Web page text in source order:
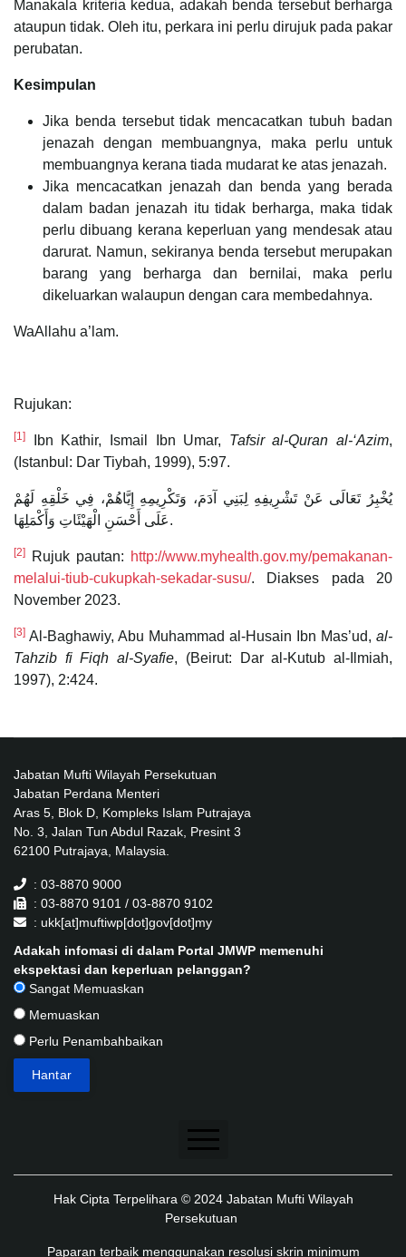
Manakala kriteria kedua, adakah benda tersebut berharga
ataupun tidak. Oleh itu, perkara ini perlu dirujuk pada pakar
perubatan.
Kesimpulan
Jika benda tersebut tidak mencacatkan tubuh badan
jenazah dengan membuangnya, maka perlu untuk
membuangnya kerana tiada mudarat ke atas jenazah.
Jika mencacatkan jenazah dan benda yang berada
dalam badan jenazah itu tidak berharga, maka tidak
perlu dibuang kerana keperluan yang mendesak atau
darurat. Namun, sekiranya benda tersebut merupakan
barang yang berharga dan bernilai, maka perlu
dikeluarkan walaupun dengan cara membedahnya.
WaAllahu a’lam.
Rujukan:
[1] Ibn Kathir, Ismail Ibn Umar, Tafsir al-Quran al-‘Azim,
(Istanbul: Dar Tiybah, 1999), 5:97.
يُخْبِرُ تَعَالَى عَنْ تَشْرِيفِهِ لِبَنِي آدَمَ، وَتَكْرِيمِهِ إِيَّاهُمْ، فِي خَلْقِهِ لَهُمْ
عَلَى أَحْسَنِ الْهَيْئَاتِ وَأَكْمَلِهَا.
[2] Rujuk pautan: http://www.myhealth.gov.my/pemakanan-
melalui-tiub-cukupkah-sekadar-susu/. Diakses pada 20
November 2023.
[3] Al-Baghawiy, Abu Muhammad al-Husain Ibn Mas’ud, al-
Tahzib fi Fiqh al-Syafie, (Beirut: Dar al-Kutub al-Ilmiah,
1997), 2:424.
Jabatan Mufti Wilayah Persekutuan
Jabatan Perdana Menteri
Aras 5, Blok D, Kompleks Islam Putrajaya
No. 3, Jalan Tun Abdul Razak, Presint 3
62100 Putrajaya, Malaysia.
: 03-8870 9000
: 03-8870 9101 / 03-8870 9102
: ukk[at]muftiwp[dot]gov[dot]my
Adakah infomasi di dalam Portal JMWP memenuhi
ekspektasi dan keperluan pelanggan?
Sangat Memuaskan
Memuaskan
Perlu Penambahbaikan
Penafian
Dasar Keselamatan
Hak Cipta Terpelihara © 2024 Jabatan Mufti Wilayah
Persekutuan
Paparan terbaik menggunakan resolusi skrin minimum